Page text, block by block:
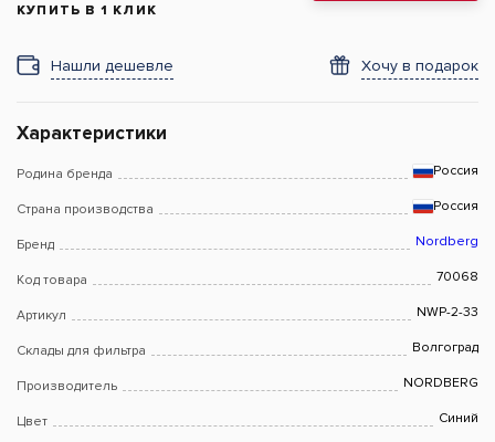
КУПИТЬ В 1 КЛИК
Нашли дешевле Хочу в подарок
Характеристики
Родина бренда Россия
Страна производства Россия
Бренд Nordberg
Код товара 70068
Артикул NWP-2-33
Склады для фильтра Волгоград
Производитель NORDBERG
Цвет Синий